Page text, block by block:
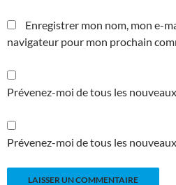
Enregistrer mon nom, mon e-
navigateur pour mon prochain
Prévenez-moi de tous les
Prévenez-moi de tous les